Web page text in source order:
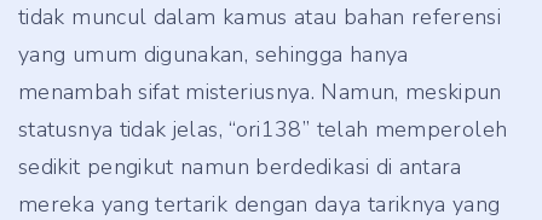
tidak muncul dalam kamus atau bahan referensi
yang umum digunakan, sehingga hanya
menambah sifat misteriusnya. Namun, meskipun
statusnya tidak jelas, “ori138” telah memperoleh
sedikit pengikut namun berdedikasi di antara
mereka yang tertarik dengan daya tariknya yang